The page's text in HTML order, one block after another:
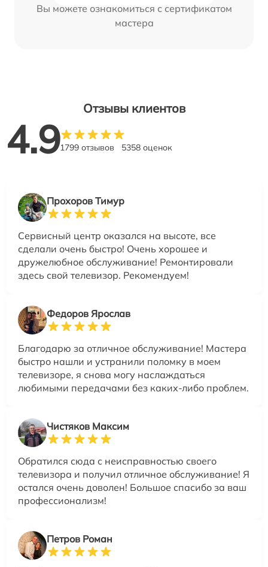
Вы можете ознакомиться с сертификатом
мастера
Отзывы клиентов
4.91799 отзывов 5358 оценок
Прохоров Тимур
Сервисный центр оказался на высоте, все
сделали очень быстро! Очень хорошее и
дружелюбное обслуживание! Ремонтировали
здесь свой телевизор. Рекомендуем!
Федоров Ярослав
Благодарю за отличное обслуживание! Мастера
быстро нашли и устранили поломку в моем
телевизоре, я снова могу наслаждаться
любимыми передачами без каких-либо проблем.
Чистяков Максим
Обратился сюда с неисправностью своего
телевизора и получил отличное обслуживание! Я
остался очень доволен! Большое спасибо за ваш
профессионализм!
Петров Роман